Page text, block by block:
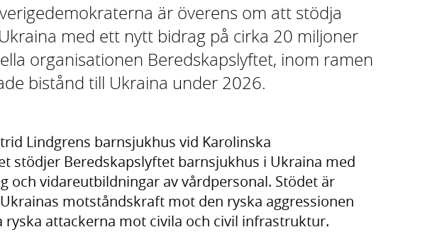
är överens om att stödja
med ett nytt bidrag på cirka 20 miljoner
organisationen Beredskapslyftet, inom ramen
bistånd till Ukraina under 2026.
Lindgrens barnsjukhus vid Karolinska
stödjer Beredskapslyftet barnsjukhus i Ukraina med
och vidareutbildningar av vårdpersonal. Stödet är
motståndskraft mot den ryska aggressionen
attackerna mot civila och civil infrastruktur.